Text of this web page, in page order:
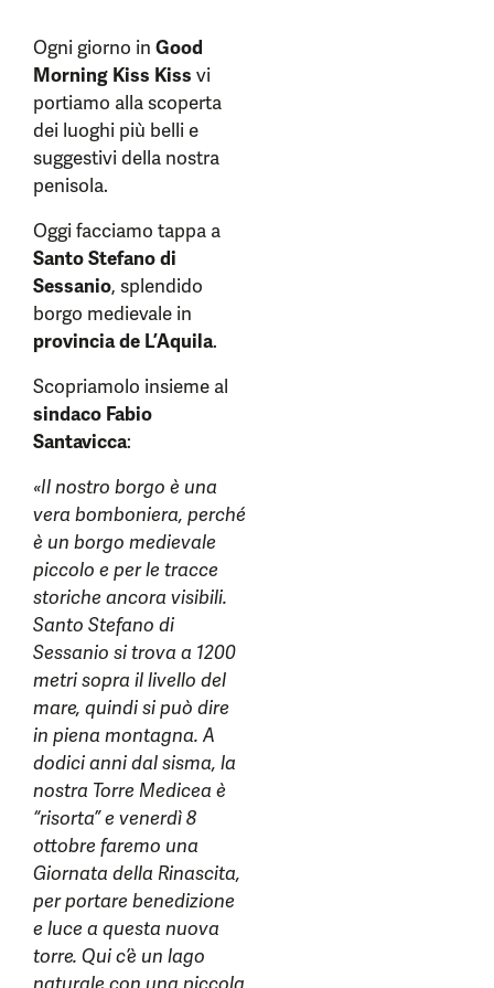
Ogni giorno in Good
Morning Kiss Kiss vi
portiamo alla scoperta
dei luoghi più belli e
suggestivi della nostra
penisola.
Oggi facciamo tappa a
Santo Stefano di
Sessanio, splendido
borgo medievale in
provincia de L’Aquila.
Scopriamolo insieme al
sindaco Fabio
Santavicca:
«Il nostro borgo è una
vera bomboniera, perché
è un borgo medievale
piccolo e per le tracce
storiche ancora visibili.
Santo Stefano di
Sessanio si trova a 1200
metri sopra il livello del
mare, quindi si può dire
in piena montagna. A
dodici anni dal sisma, la
nostra Torre Medicea è
“risorta” e venerdì 8
ottobre faremo una
Giornata della Rinascita,
per portare benedizione
e luce a questa nuova
torre. Qui c’è un lago